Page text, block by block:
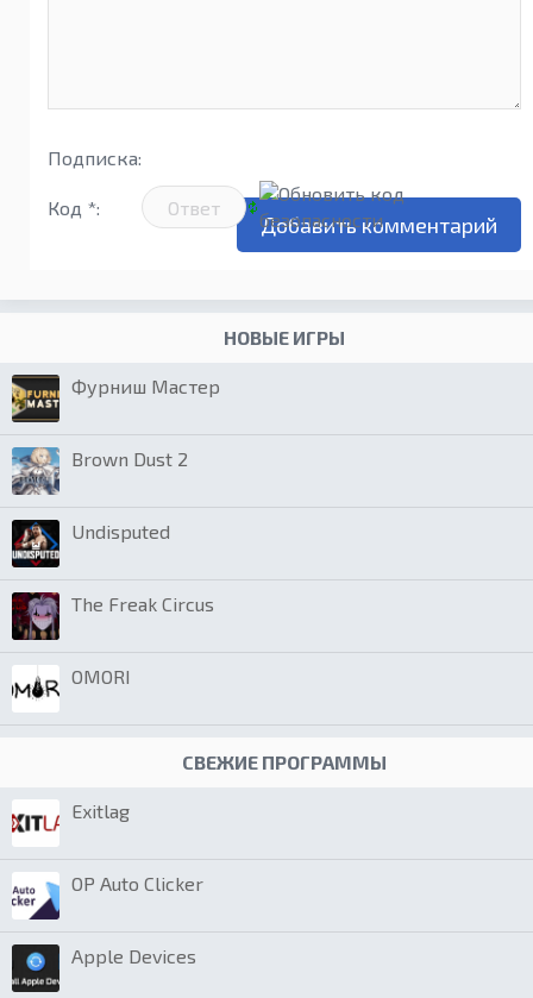
Подписка:
Код *:
НОВЫЕ ИГРЫ
Фурниш Мастер
Brown Dust 2
Undisputed
The Freak Circus
OMORI
СВЕЖИЕ ПРОГРАММЫ
Exitlag
OP Auto Clicker
Apple Devices